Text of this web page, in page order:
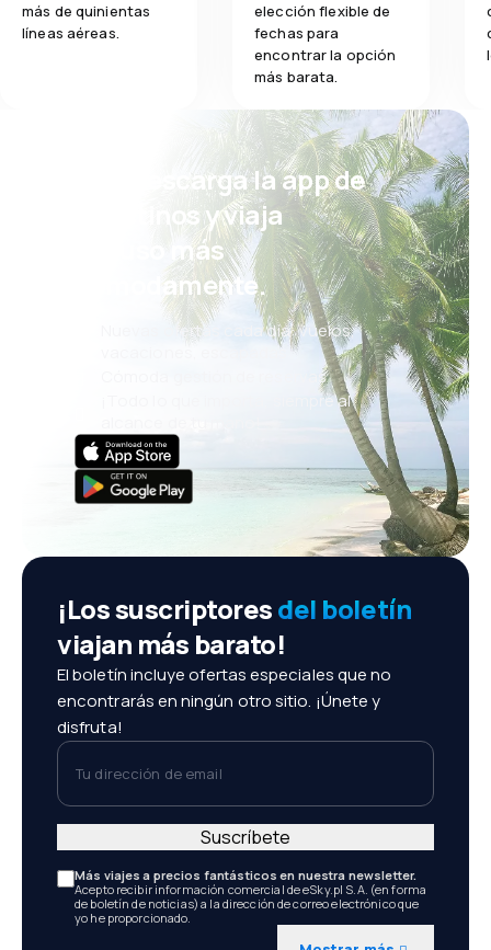
Comidas 1,0
más de quinientas
líneas aéreas.
elección flexible de
fechas para
encontrar la opción
más barata.
¡Eh! Descarga la app de
eDestinos y viaja
incluso más
cómodamente.
Nuevas ofertas cada día: vuelos,
vacaciones, escapadas
Cómoda gestión de reservas
¡Todo lo que importa, siempre al
¡Los suscriptoresdel boletín
viajan más barato!
El boletín incluye ofertas especiales que no
encontrarás en ningún otro sitio. ¡Únete y
disfruta!
Tu dirección de email
Más viajes a precios fantásticos en nuestra newsletter.
Acepto recibir información comercial de eSky.pl S.A. (en forma
de boletín de noticias) a la dirección de correo electrónico que
yo he proporcionado.
Suscríbete